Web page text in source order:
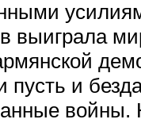
выиграла
пусть и
войны.